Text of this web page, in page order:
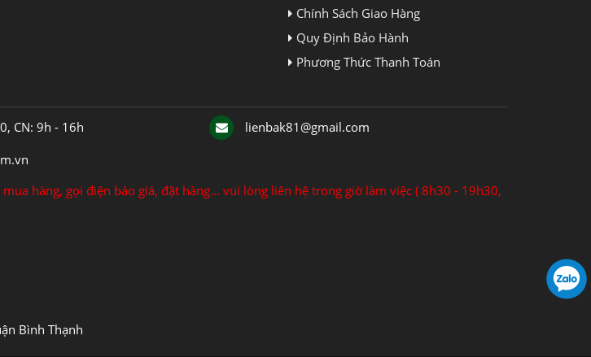
Chính Sách Giao Hàng
Quy Định Bảo Hành
Phương Thức Thanh Toán
CN: 9h - 16h
lienbak81@gmail.com
hàng, gọi điện báo giá, đặt hàng... vui lòng liên hệ trong giờ làm việc ( 8h30 - 19h30,
Bình Thạnh